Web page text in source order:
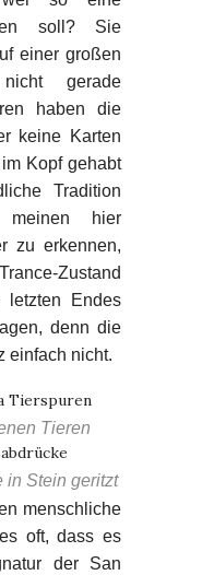
soll? Sie
einer großen
gerade
haben die
keine Karten
Kopf gehabt
Tradition
meinen hier
zu erkennen,
Zustand
letzten Endes
denn die
einfach nicht.
Tieren
in Stein geritzt
menschliche
oft, dass es
der San